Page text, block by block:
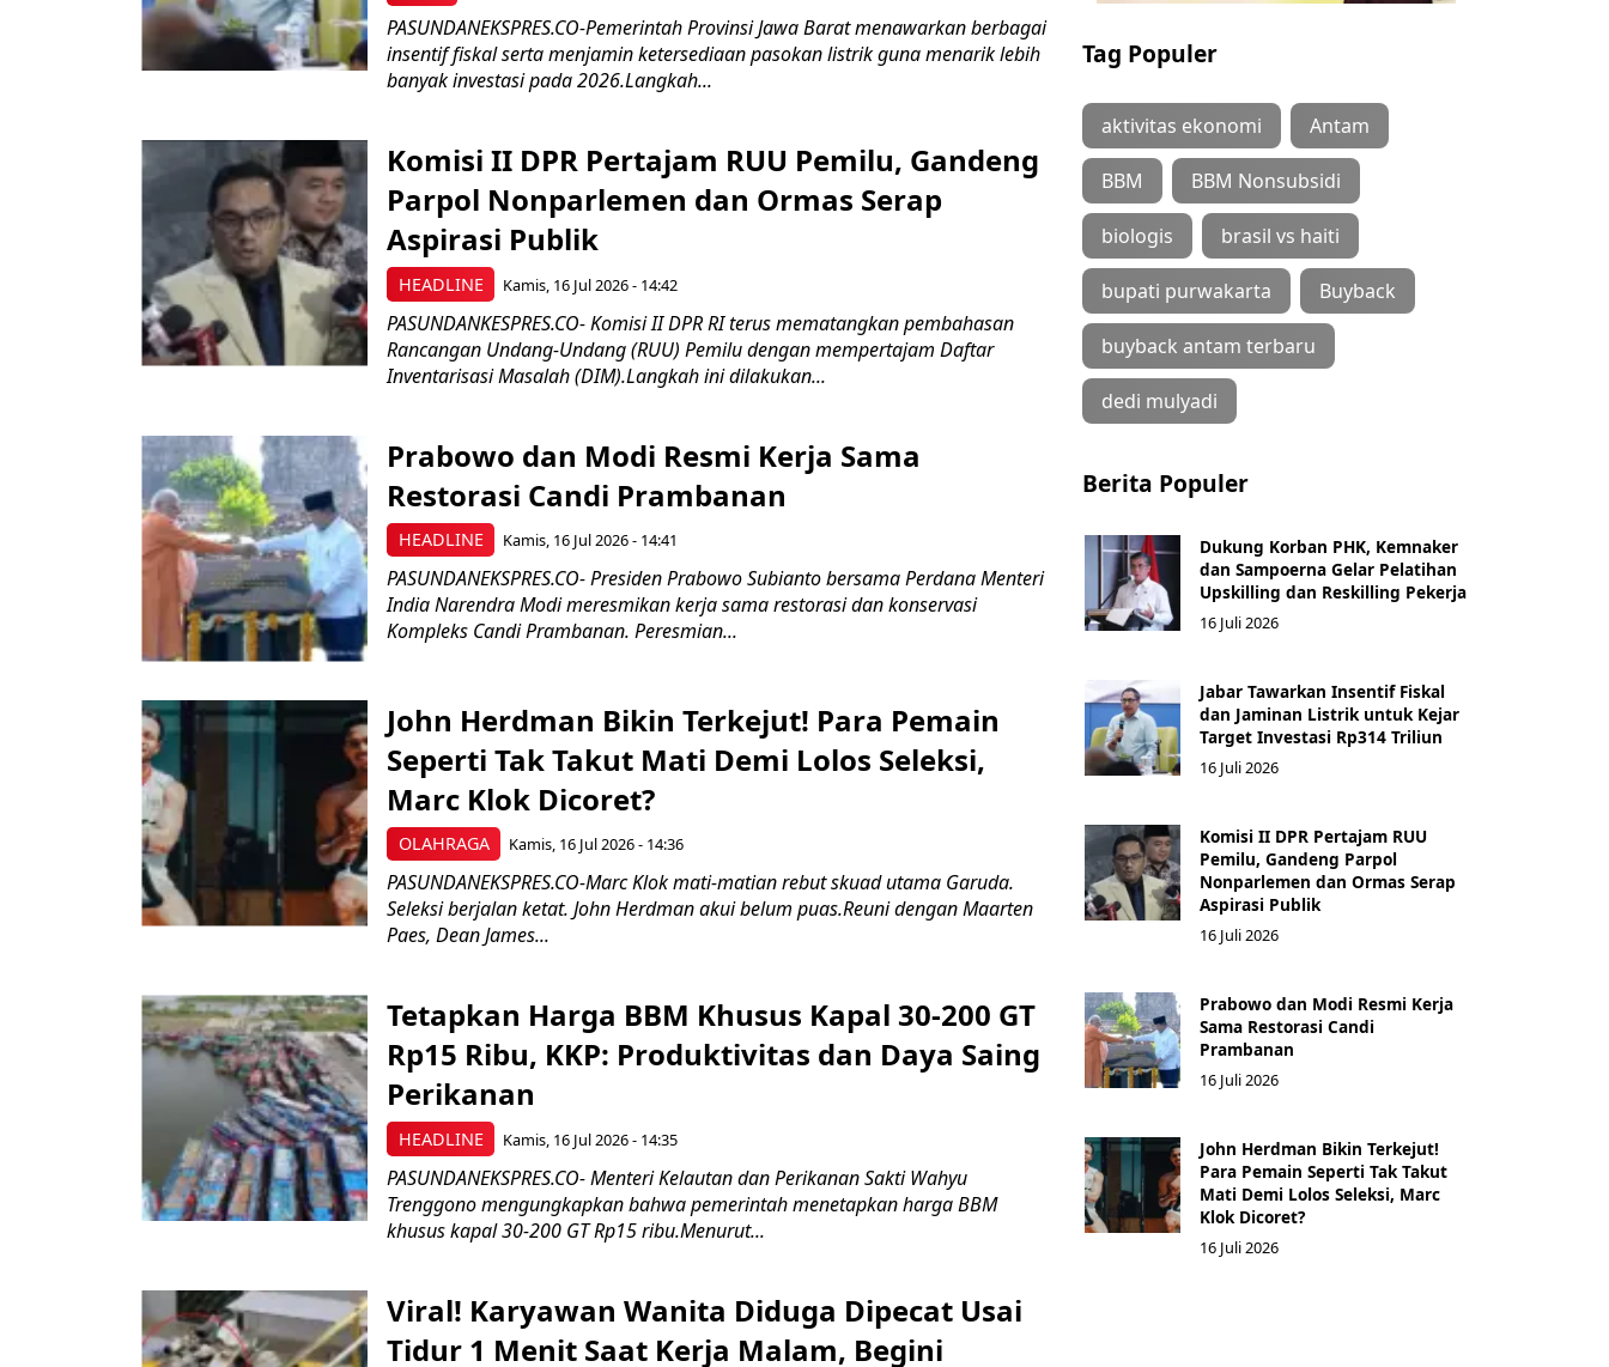
PASUNDANEKSPRES.CO-Pemerintah Provinsi Jawa Barat menawarkan berbagai
insentif fiskal serta menjamin ketersediaan pasokan listrik guna menarik lebih
banyak investasi pada 2026.Langkah...
HEADLINE
Komisi II DPR Pertajam RUU Pemilu, Gandeng
Parpol Nonparlemen dan Ormas Serap
Aspirasi Publik
Kamis, 16 Jul 2026 - 14:42
PASUNDANKESPRES.CO- Komisi II DPR RI terus mematangkan pembahasan
Rancangan Undang-Undang (RUU) Pemilu dengan mempertajam Daftar
Inventarisasi Masalah (DIM).Langkah ini dilakukan...
HEADLINE
Prabowo dan Modi Resmi Kerja Sama
Restorasi Candi Prambanan
Kamis, 16 Jul 2026 - 14:41
PASUNDANEKSPRES.CO- Presiden Prabowo Subianto bersama Perdana Menteri
India Narendra Modi meresmikan kerja sama restorasi dan konservasi
Kompleks Candi Prambanan. Peresmian...
OLAHRAGA
John Herdman Bikin Terkejut! Para Pemain
Seperti Tak Takut Mati Demi Lolos Seleksi,
Marc Klok Dicoret?
Kamis, 16 Jul 2026 - 14:36
PASUNDANEKSPRES.CO-Marc Klok mati-matian rebut skuad utama Garuda.
Seleksi berjalan ketat. John Herdman akui belum puas.Reuni dengan Maarten
Paes, Dean James...
HEADLINE
Tetapkan Harga BBM Khusus Kapal 30-200 GT
Rp15 Ribu, KKP: Produktivitas dan Daya Saing
Perikanan
Kamis, 16 Jul 2026 - 14:35
PASUNDANEKSPRES.CO- Menteri Kelautan dan Perikanan Sakti Wahyu
Trenggono mengungkapkan bahwa pemerintah menetapkan harga BBM
khusus kapal 30-200 GT Rp15 ribu.Menurut...
Viral! Karyawan Wanita Diduga Dipecat Usai
Tidur 1 Menit Saat Kerja Malam, Begini
Tag Populer
aktivitas ekonomi Antam
BBM BBM Nonsubsidi
biologis brasil vs haiti
bupati purwakarta Buyback
buyback antam terbaru
dedi mulyadi
Berita Populer
Dukung Korban PHK, Kemnaker
dan Sampoerna Gelar Pelatihan
Upskilling dan Reskilling Pekerja
16 Juli 2026
Jabar Tawarkan Insentif Fiskal
dan Jaminan Listrik untuk Kejar
Target Investasi Rp314 Triliun
16 Juli 2026
Komisi II DPR Pertajam RUU
Pemilu, Gandeng Parpol
Nonparlemen dan Ormas Serap
Aspirasi Publik
16 Juli 2026
Prabowo dan Modi Resmi Kerja
Sama Restorasi Candi
Prambanan
16 Juli 2026
John Herdman Bikin Terkejut!
Para Pemain Seperti Tak Takut
Mati Demi Lolos Seleksi, Marc
Klok Dicoret?
16 Juli 2026